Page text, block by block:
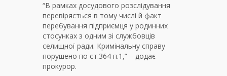
“В рамках досудового розслідування
перевіряється в тому числі й факт
перебування підприємця у родинних
стосунках з одним зі службовців
селищної ради. Кримінальну справу
порушено по ст.364 п.1,” – додає
прокурор.